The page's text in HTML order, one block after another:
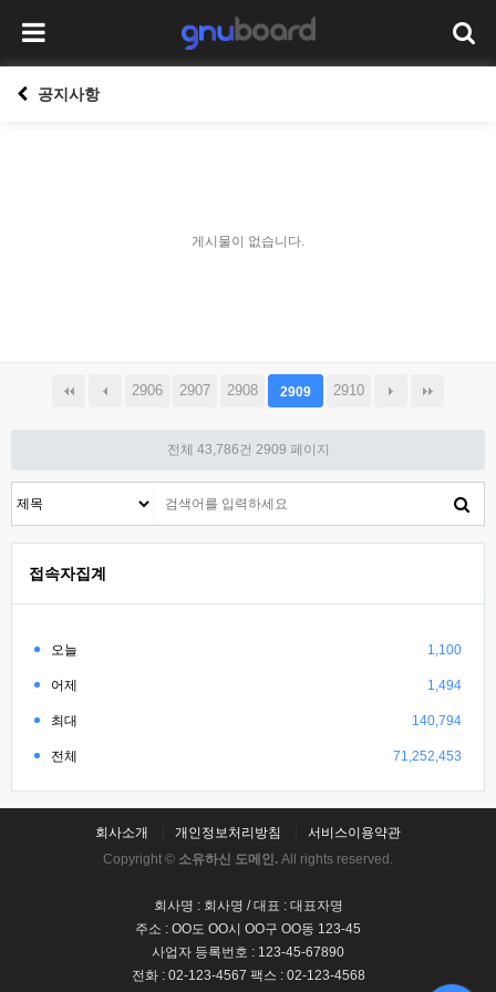
공지사항
게시물이 없습니다.
2906 2907 2908 2909 2910
전체 43,786건 2909 페이지
접속자집계
오늘 1,100
어제 1,494
최대 140,794
전체 71,252,453
회사소개 개인정보처리방침
서비스이용약관
Copyright © 소유하신 도메인. All rights reserved.
회사명 : 회사명 / 대표 : 대표자명
주소 : OO도 OO시 OO구 OO동 123-45
사업자 등록번호 : 123-45-67890
전화 : 02-123-4567 팩스 : 02-123-4568